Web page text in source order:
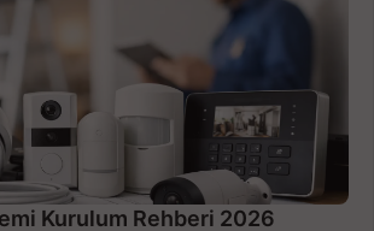
Kurulum Rehberi 2026